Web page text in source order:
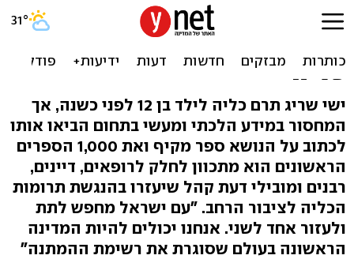
"אנחנו יכולים לחסל את
רשימת הממתינים לקבלת
כליה"
ישי שריג תרם כליה לילד בן 12 לפני כשנה, אך
המחסור במידע הלכתי ומעשי בתחום הביאו אותו
לכתוב על הנושא ספר מקיף ואת 1,000 הספרים
הראשונים הוא מתכוון לחלק לרופאים, דיינים,
רבנים ומובילי דעת קהל שיעזרו בהנגשת תרומות
הכליה לציבור הרחב. "עם ישראל מחפש לתת
ולעזור אחד לשני. אנחנו יכולים להיות המדינה
הראשונה בעולם שסוגרת את רשימת ההמתנה"